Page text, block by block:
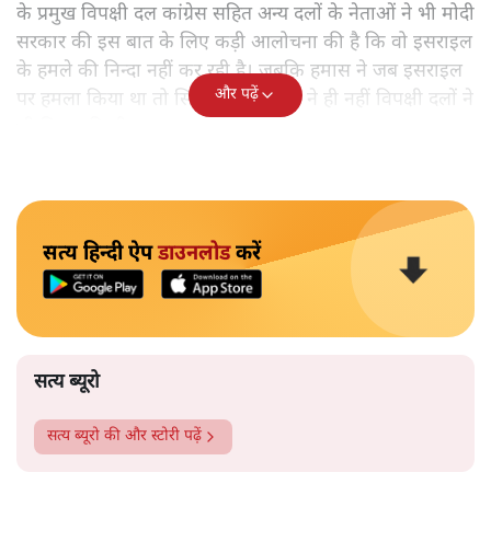
के प्रमुख विपक्षी दल कांग्रेस सहित अन्य दलों के नेताओं ने भी मोदी
सरकार की इस बात के लिए कड़ी आलोचना की है कि वो इसराइल
के हमले की निन्दा नहीं कर रही है। जबकि हमास ने जब इसराइल
पर हमला किया था तो सिर्फ मोदी सरकार ने ही नहीं विपक्षी दलों ने
और पढ़ें
सत्य हिन्दी ऐपडाउनलोडकरें
सत्य ब्यूरो
सत्य ब्यूरो की और स्टोरी पढ़ें